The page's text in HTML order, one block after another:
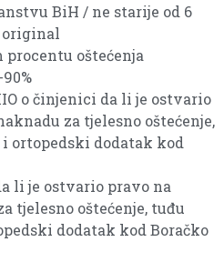
BiH / ne starije od 6
original
oštećenja
o činjenici da li je ostvario
za tjelesno oštećenje,
ortopedski dodatak kod
li je ostvario pravo na
tjelesno oštećenje, tuđu
dodatak kod Boračko